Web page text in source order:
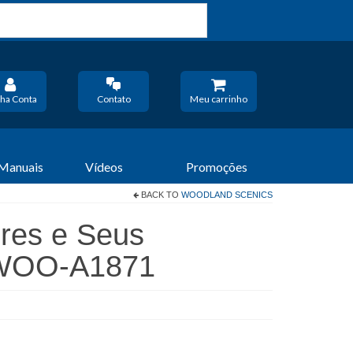
Conta Contato Meu carrinho
Vídeos Promoções
BACK TO WOODLAND SCENICS
e Seus
A1871